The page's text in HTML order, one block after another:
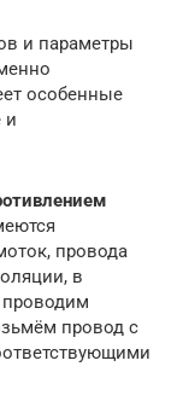
и параметры
особенные
и
провода
в
провод с